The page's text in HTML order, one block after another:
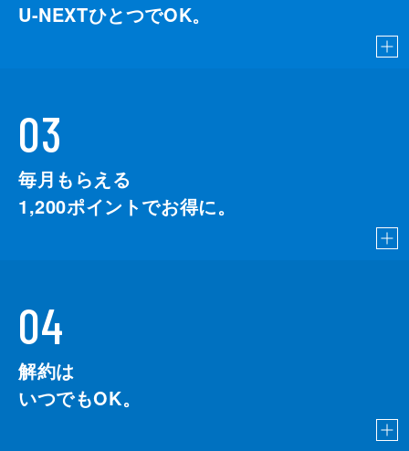
U-NEXTひとつでOK。
03
毎月もらえる
1,200ポイントでお得に。
04
解約は
いつでもOK。